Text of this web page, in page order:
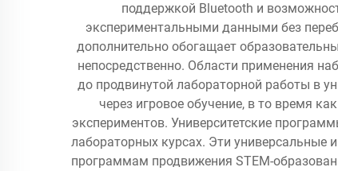
поддержкой Bluetooth и
экспериментальными данными без
дополнительно обогащает
непосредственно. Области применения
до продвинутой лабораторной работы в
через игровое обучение, в то время
экспериментов. Университетские
лабораторных курсах. Эти универсальные
программам продвижения STEM-